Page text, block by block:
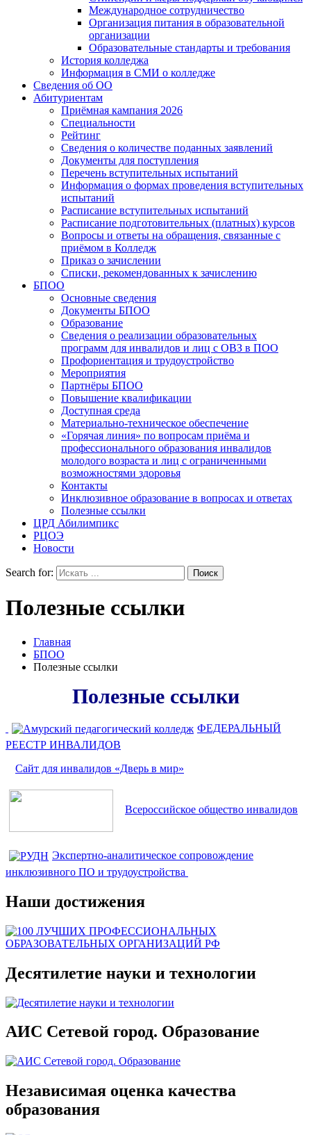
Международное сотрудничество
Организация питания в образовательной
организации
Образовательные стандарты и требования
История колледжа
Информация в СМИ о колледже
Сведения об ОО
Абитуриентам
Приёмная кампания 2026
Специальности
Рейтинг
Сведения о количестве поданных заявлений
Документы для поступления
Перечень вступительных испытаний
Информация о формах проведения вступительных
испытаний
Расписание вступительных испытаний
Расписание подготовительных (платных) курсов
Вопросы и ответы на обращения, связанные с
приёмом в Колледж
Приказ о зачислении
Списки, рекомендованных к зачислению
БПОО
Основные сведения
Документы БПОО
Образование
Сведения о реализации образовательных
программ для инвалидов и лиц с ОВЗ в ПОО
Профориентация и трудоустройство
Мероприятия
Партнёры БПОО
Повышение квалификации
Доступная среда
Материально-техническое обеспечение
«Горячая линия» по вопросам приёма и
профессионального образования инвалидов
молодого возраста и лиц с ограниченными
возможностями здоровья
Контакты
Инклюзивное образование в вопросах и ответах
Полезные ссылки
ЦРД Абилимпикс
РЦОЭ
Новости
Search for:
Полезные ссылки
Главная
БПОО
Полезные ссылки
Полезные ссылки
ФЕДЕРАЛЬНЫЙ
РЕЕСТР ИНВАЛИДОВ
Сайт для инвалидов «Дверь в мир»
Всероссийское общество инвалидов
Экспертно-аналитическое сопровождение
инклюзивного ПО и трудоустройства
Наши достижения
Десятилетие науки и технологии
АИС Сетевой город. Образование
Независимая оценка качества
образования